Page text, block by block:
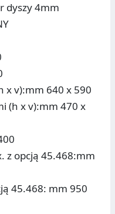
dyszy 4mm
x v):mm 640 x 590
(h x v):mm 470 x
z opcją 45.468:mm
45.468: mm 950